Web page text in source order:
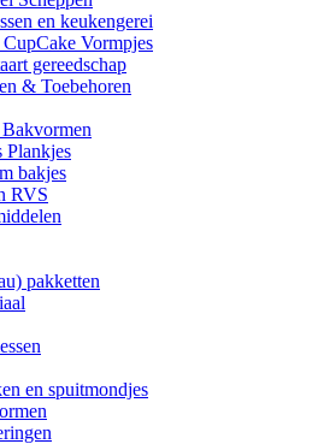
en keukengerei
Vormpjes
gereedschap
& Toebehoren
Plankjes
bakjes
RVS
pakketten
en spuitmondjes